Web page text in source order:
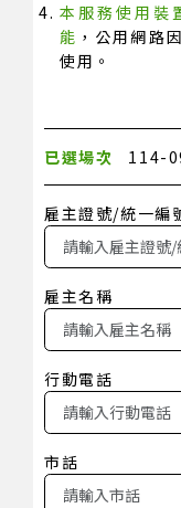
本服務使用裝
能 ，公用網路
使用。
已選場次 114-
雇主證號/統一編
雇主名稱
行動電話
市話